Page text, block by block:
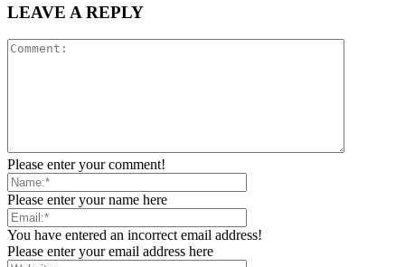
LEAVE A REPLY
Please enter your comment!
Please enter your name here
You have entered an incorrect email address!
Please enter your email address here